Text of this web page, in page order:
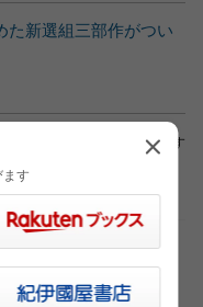
た新選組三部作がつい
ンクしている場合もあります
す